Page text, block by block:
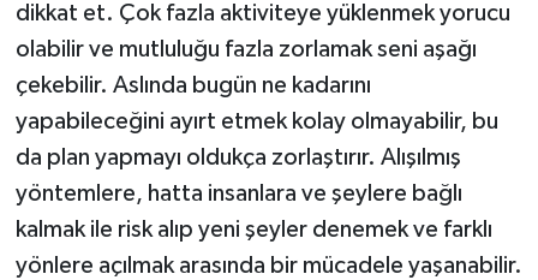
dikkat et. Çok fazla aktiviteye yüklenmek yorucu
olabilir ve mutluluğu fazla zorlamak seni aşağı
çekebilir. Aslında bugün ne kadarını
yapabileceğini ayırt etmek kolay olmayabilir, bu
da plan yapmayı oldukça zorlaştırır. Alışılmış
yöntemlere, hatta insanlara ve şeylere bağlı
kalmak ile risk alıp yeni şeyler denemek ve farklı
yönlere açılmak arasında bir mücadele yaşanabilir.